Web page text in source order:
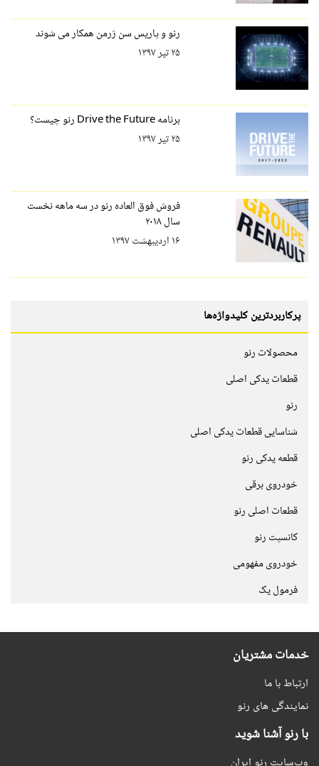
رنو و پاریس سن ژرمن همکار می شوند
۲۵ تیر ۱۳۹۷
برنامه Drive the Future رنو چیست؟
۲۵ تیر ۱۳۹۷
فروش فوق العاده رنو در سه ماهه نخست
سال ۲۰۱۸
۱۶ اردیبهشت ۱۳۹۷
پرکاربردترین کلیدواژه‌ها
محصولات رنو
قطعات یدکی اصلی
رنو
شناسایی قطعات یدکی اصلی
قطعه یدکی رنو
خودروی برقی
قطعات اصلی رنو
کانسپت رنو
خودروی مفهومی
فرمول یک
خدمات مشتریان
ارتباط با ما
نمایندگی های رنو
با رنو آشنا شوید